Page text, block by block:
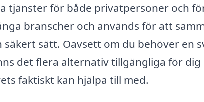
tjänster för både privatpersoner och
branscher och används för att
sätt. Oavsett om du behöver en
det flera alternativ tillgängliga för dig
faktiskt kan hjälpa till med.